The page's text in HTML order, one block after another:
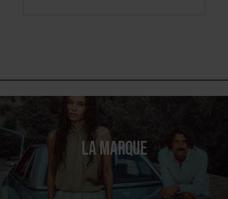
LA MARQUE